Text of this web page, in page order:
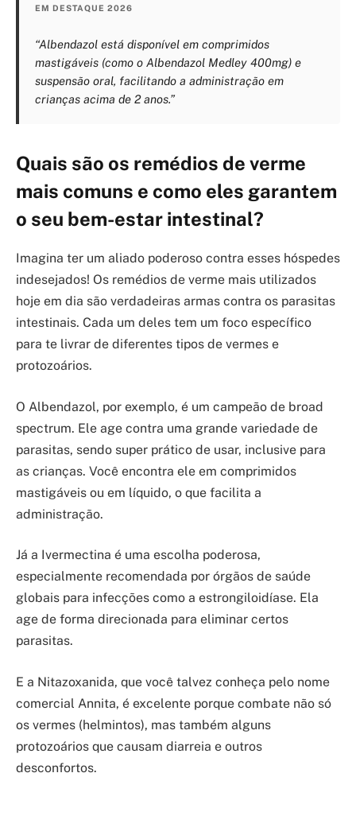
EM DESTAQUE 2026
“Albendazol está disponível em comprimidos
mastigáveis (como o Albendazol Medley 400mg) e
suspensão oral, facilitando a administração em
crianças acima de 2 anos.”
Quais são os remédios de verme
mais comuns e como eles garantem
o seu bem-estar intestinal?
Imagina ter um aliado poderoso contra esses hóspedes
indesejados! Os remédios de verme mais utilizados
hoje em dia são verdadeiras armas contra os parasitas
intestinais. Cada um deles tem um foco específico
para te livrar de diferentes tipos de vermes e
protozoários.
O Albendazol, por exemplo, é um campeão de broad
spectrum. Ele age contra uma grande variedade de
parasitas, sendo super prático de usar, inclusive para
as crianças. Você encontra ele em comprimidos
mastigáveis ou em líquido, o que facilita a
administração.
Já a Ivermectina é uma escolha poderosa,
especialmente recomendada por órgãos de saúde
globais para infecções como a estrongiloidíase. Ela
age de forma direcionada para eliminar certos
parasitas.
E a Nitazoxanida, que você talvez conheça pelo nome
comercial Annita, é excelente porque combate não só
os vermes (helmintos), mas também alguns
protozoários que causam diarreia e outros
desconfortos.